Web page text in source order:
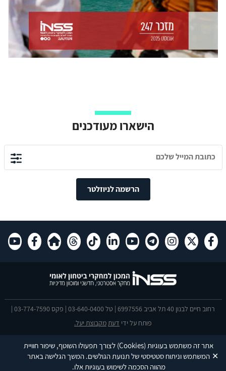
אתר זה משתמש בעוגיות(Cookies) לצורך תפעולו השוטף, שיפור חוויית
המשתמש וניתוח סטטיסטי של תנועת הגולשים. המשך הגלישה באתר
מהווה הסכמה לשימוש בעוגיות אלו.
✕
הישארו מעודכנים
הרשמה לניוזלטר
רחוב חיים לבנון 40 תל אביב 6997556 | טל 03-640-0400 | פקס 03-774-7590 |
פותח על ידי דעת מקבוצת יעל.
This site is protected by reCAPTCHA and the Google Privacy Policyand
Terms of Service